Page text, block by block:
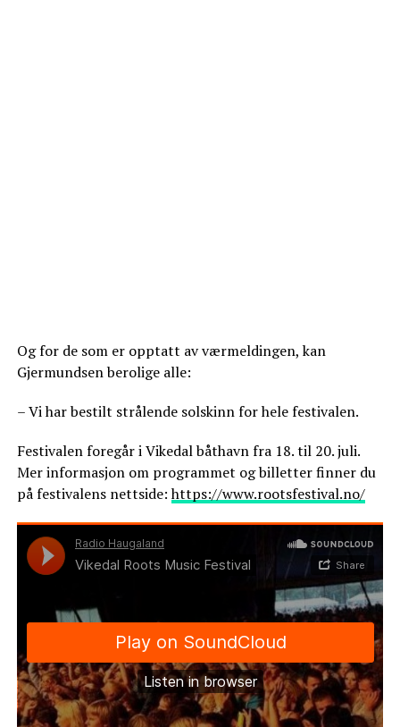
Og for de som er opptatt av værmeldingen, kan
Gjermundsen berolige alle:
– Vi har bestilt strålende solskinn for hele festivalen.
Festivalen foregår i Vikedal båthavn fra 18. til 20. juli.
Mer informasjon om programmet og billetter finner du
på festivalens nettside:https://www.rootsfestival.no/